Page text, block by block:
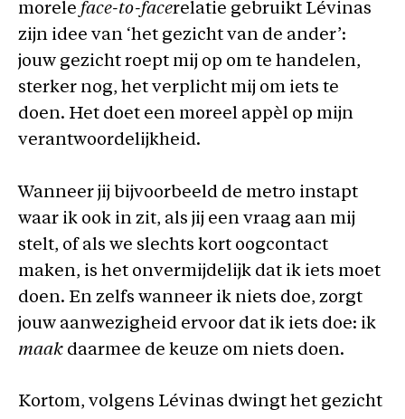
morele face-to-facerelatie gebruikt Lévinas
zijn idee van ‘het gezicht van de ander’:
jouw gezicht roept mij op om te handelen,
sterker nog, het verplicht mij om iets te
doen. Het doet een moreel appèl op mijn
verantwoordelijkheid.
Wanneer jij bijvoorbeeld de metro instapt
waar ik ook in zit, als jij een vraag aan mij
stelt, of als we slechts kort oogcontact
maken, is het onvermijdelijk dat ik iets moet
doen. En zelfs wanneer ik niets doe, zorgt
jouw aanwezigheid ervoor dat ik iets doe: ik
maak daarmee de keuze om niets doen.
Kortom, volgens Lévinas dwingt het gezicht